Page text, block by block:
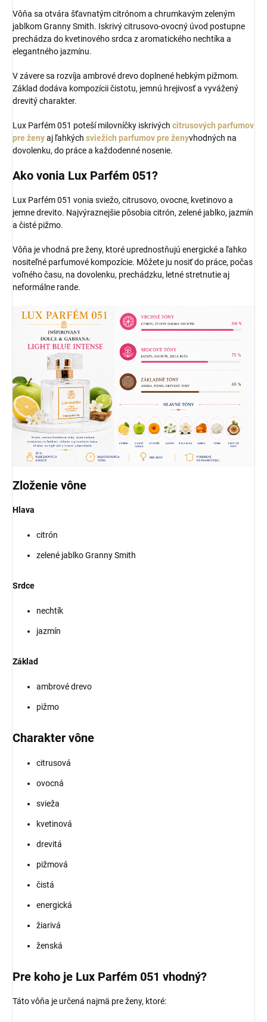
Vôňa sa otvára šťavnatým citrónom a chrumkavým zeleným
jablkom Granny Smith. Iskrivý citrusovo-ovocný úvod postupne
prechádza do kvetinového srdca z aromatického nechtíka a
elegantného jazmínu.
V závere sa rozvíja ambrové drevo doplnené hebkým pižmom.
Základ dodáva kompozícii čistotu, jemnú hrejivosť a vyvážený
drevitý charakter.
Lux Parfém 051 poteší milovníčky iskrivých citrusových parfumov
pre ženyaj ľahkých sviežich parfumov pre ženyvhodných na
dovolenku, do práce a každodenné nosenie.
Ako vonia Lux Parfém 051?
Lux Parfém 051 vonia sviežo, citrusovo, ovocne, kvetinovo a
jemne drevito. Najvýraznejšie pôsobia citrón, zelené jablko, jazmín
a čisté pižmo.
Vôňa je vhodná pre ženy, ktoré uprednostňujú energické a ľahko
nositeľné parfumové kompozície. Môžete ju nosiť do práce, počas
voľného času, na dovolenku, prechádzku, letné stretnutie aj
neformálne rande.
Zloženie vône
Hlava
citrón
zelené jablko Granny Smith
Srdce
nechtík
jazmín
Základ
ambrové drevo
pižmo
Charakter vône
citrusová
ovocná
svieža
kvetinová
drevitá
pižmová
čistá
energická
žiarivá
ženská
Pre koho je Lux Parfém 051 vhodný?
Táto vôňa je určená najmä pre ženy, ktoré: